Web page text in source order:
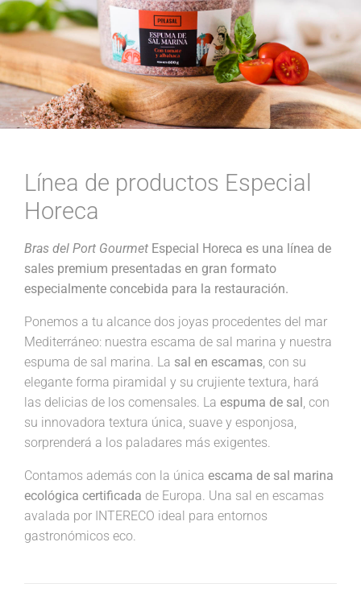
Línea de productos Especial
Horeca
Bras del Port Gourmet Especial Horeca es una línea de
sales premium presentadas en gran formato
especialmente concebida para la restauración.
Ponemos a tu alcance dos joyas procedentes del mar
Mediterráneo: nuestra escama de sal marina y nuestra
espuma de sal marina. La sal en escamas, con su
elegante forma piramidal y su crujiente textura, hará
las delicias de los comensales. La espuma de sal, con
su innovadora textura única, suave y esponjosa,
sorprenderá a los paladares más exigentes.
Contamos además con la única escama de sal marina
ecológica certificada de Europa. Una sal en escamas
avalada por INTERECO ideal para entornos
gastronómicos eco.